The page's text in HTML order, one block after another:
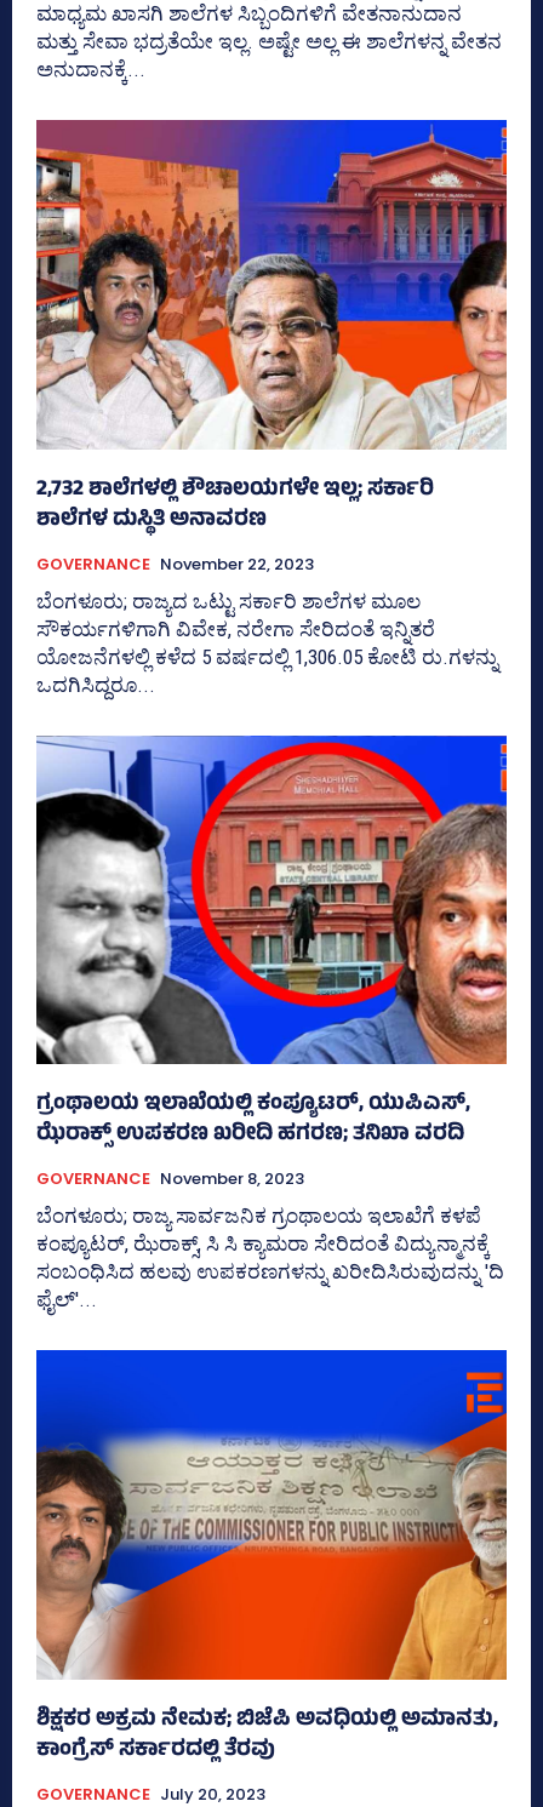
ಮಾಧ್ಯಮ ಖಾಸಗಿ ಶಾಲೆಗಳ ಸಿಬ್ಬಂದಿಗಳಿಗೆ ವೇತನಾನುದಾನ
ಮತ್ತು ಸೇವಾ ಭದ್ರತೆಯೇ ಇಲ್ಲ. ಅಷ್ಟೇ ಅಲ್ಲ ಈ ಶಾಲೆಗಳನ್ನ ವೇತನ
ಅನುದಾನಕ್ಕೆ...
2,732 ಶಾಲೆಗಳಲ್ಲಿ ಶೌಚಾಲಯಗಳೇ ಇಲ್ಲ; ಸರ್ಕಾರಿ
ಶಾಲೆಗಳ ದುಸ್ಥಿತಿ ಅನಾವರಣ
GOVERNANCE November 22, 2023
ಬೆಂಗಳೂರು; ರಾಜ್ಯದ ಒಟ್ಟು ಸರ್ಕಾರಿ ಶಾಲೆಗಳ ಮೂಲ
ಸೌಕರ್ಯಗಳಿಗಾಗಿ ವಿವೇಕ, ನರೇಗಾ ಸೇರಿದಂತೆ ಇನ್ನಿತರೆ
ಯೋಜನೆಗಳಲ್ಲಿ ಕಳೆದ 5 ವರ್ಷದಲ್ಲಿ 1,306.05 ಕೋಟಿ ರು.ಗಳನ್ನು
ಒದಗಿಸಿದ್ದರೂ...
ಗ್ರಂಥಾಲಯ ಇಲಾಖೆಯಲ್ಲಿ ಕಂಪ್ಯೂಟರ್‌, ಯುಪಿಎಸ್‌,
ಝೆರಾಕ್ಸ್‌ ಉಪಕರಣ ಖರೀದಿ ಹಗರಣ; ತನಿಖಾ ವರದಿ
GOVERNANCE November 8, 2023
ಬೆಂಗಳೂರು; ರಾಜ್ಯ ಸಾರ್ವಜನಿಕ ಗ್ರಂಥಾಲಯ ಇಲಾಖೆಗೆ ಕಳಪೆ
ಕಂಪ್ಯೂಟರ್‌, ಝೆರಾಕ್ಸ್‌, ಸಿ ಸಿ ಕ್ಯಾಮರಾ ಸೇರಿದಂತೆ ವಿದ್ಯುನ್ಮಾನಕ್ಕೆ
ಸಂಬಂಧಿಸಿದ ಹಲವು ಉಪಕರಣಗಳನ್ನು ಖರೀದಿಸಿರುವುದನ್ನು 'ದಿ
ಫೈಲ್‌'...
ಶಿಕ್ಷಕರ ಅಕ್ರಮ ನೇಮಕ; ಬಿಜೆಪಿ ಅವಧಿಯಲ್ಲಿ ಅಮಾನತು,
ಕಾಂಗ್ರೆಸ್‌ ಸರ್ಕಾರದಲ್ಲಿ ತೆರವು
GOVERNANCE July 20, 2023